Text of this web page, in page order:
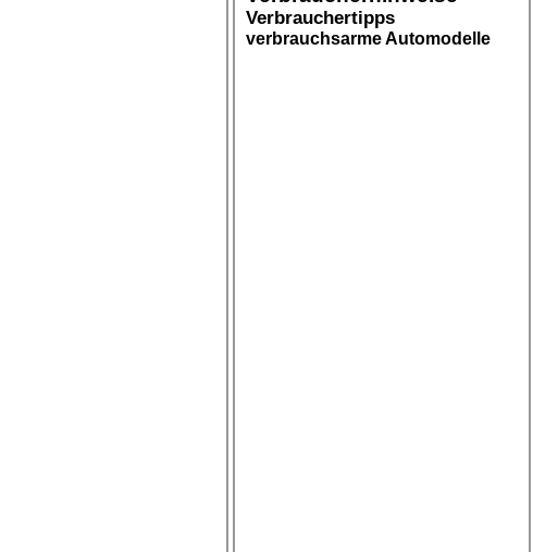
Verbrauchertipps
verbrauchsarme Automodelle